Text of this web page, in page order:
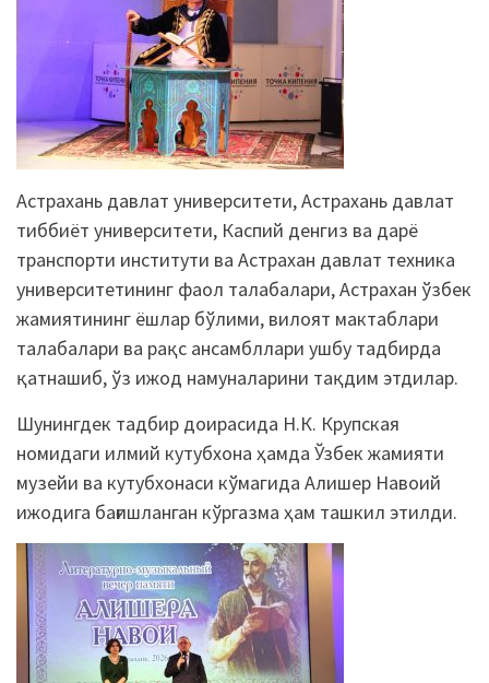
Астрахань давлат университети, Астрахань давлат
тиббиёт университети, Каспий денгиз ва дарё
транспорти институти ва Астрахан давлат техника
университетининг фаол талабалари, Астрахан ўзбек
жамиятининг ёшлар бўлими, вилоят мактаблари
талабалари ва рақс ансамбллари ушбу тадбирда
қатнашиб, ўз ижод намуналарини тақдим этдилар.
Шунингдек тадбир доирасида Н.К. Крупская
номидаги илмий кутубхона ҳамда Ўзбек жамияти
музейи ва кутубхонаси кўмагида Алишер Навоий
ижодига бағишланган кўргазма ҳам ташкил этилди.